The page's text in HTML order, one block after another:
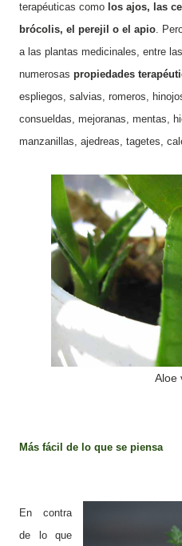
terapéuticas como los ajos, las
brócolis, el perejil o el apio.
a las plantas medicinales, entre
numerosas propiedades
espliegos, salvias, romeros,
consueldas, mejoranas, mentas,
manzanillas, ajedreas, tagetes,
Aloe
Más fácil de lo que se piensa
En contra
de lo que